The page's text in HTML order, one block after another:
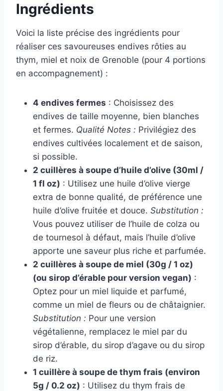
Ingrédients
Voici la liste précise des ingrédients pour
réaliser ces savoureuses endives rôties au
thym, miel et noix de Grenoble (pour 4 portions
en accompagnement) :
4 endives fermes : Choisissez des
endives de taille moyenne, bien blanches
et fermes. Qualité Notes : Privilégiez des
endives cultivées localement et de saison,
si possible.
2 cuillères à soupe d’huile d’olive (30ml /
1 fl oz) : Utilisez une huile d’olive vierge
extra de bonne qualité, de préférence une
huile d’olive fruitée et douce. Substitution :
Vous pouvez utiliser de l’huile de colza ou
de tournesol à défaut, mais l’huile d’olive
apporte une saveur plus riche et parfumée.
2 cuillères à soupe de miel (30g / 1 oz)
(ou sirop d’érable pour version vegan) :
Optez pour un miel liquide et parfumé,
comme un miel de fleurs ou de châtaignier.
Substitution : Pour une version
végétalienne, remplacez le miel par du
sirop d’érable, du sirop d’agave ou du sirop
de riz.
1 cuillère à soupe de thym frais (environ
5g / 0.2 oz) : Utilisez du thym frais de